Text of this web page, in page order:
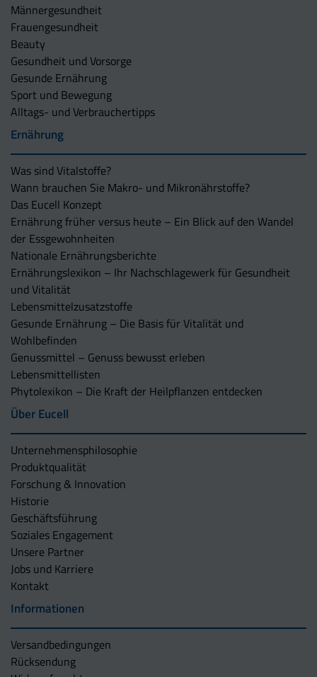
Männergesundheit
Frauengesundheit
Beauty
Gesundheit und Vorsorge
Gesunde Ernährung
Sport und Bewegung
Alltags- und Verbrauchertipps
Ernährung
Was sind Vitalstoffe?
Wann brauchen Sie Makro- und Mikronährstoffe?
Das Eucell Konzept
Ernährung früher versus heute – Ein Blick auf den Wandel
der Essgewohnheiten
Nationale Ernährungsberichte
Ernährungslexikon – Ihr Nachschlagewerk für Gesundheit
und Vitalität
Lebensmittelzusatzstoffe
Gesunde Ernährung – Die Basis für Vitalität und
Wohlbefinden
Genussmittel – Genuss bewusst erleben
Lebensmittellisten
Phytolexikon – Die Kraft der Heilpflanzen entdecken
Über Eucell
Unternehmens­philosophie
Produktqualität
Forschung & Innovation
Historie
Geschäftsführung
Soziales Engagement
Unsere Partner
Jobs und Karriere
Kontakt
Informationen
Versandbedingungen
Rücksendung